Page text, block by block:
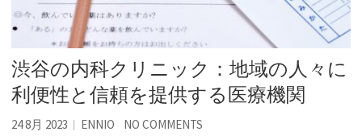
渋谷の内科クリニック：地域の人々に
利便性と信頼を提供する医療機関
24 8月 2023 ENNIO NO COMMENTS